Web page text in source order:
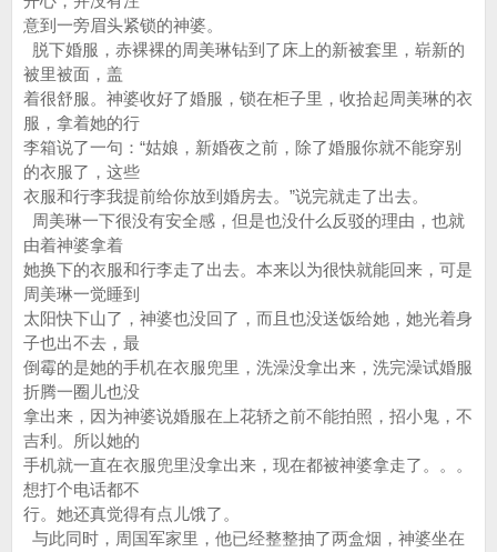
意到一旁眉头紧锁的神婆。
脱下婚服，赤裸裸的周美琳钻到了床上的新被套里，崭新的
被里被面，盖
着很舒服。神婆收好了婚服，锁在柜子里，收拾起周美琳的衣
服，拿着她的行
李箱说了一句：“姑娘，新婚夜之前，除了婚服你就不能穿别
的衣服了，这些
衣服和行李我提前给你放到婚房去。”说完就走了出去。
周美琳一下很没有安全感，但是也没什么反驳的理由，也就
由着神婆拿着
她换下的衣服和行李走了出去。本来以为很快就能回来，可是
周美琳一觉睡到
太阳快下山了，神婆也没回了，而且也没送饭给她，她光着身
子也出不去，最
倒霉的是她的手机在衣服兜里，洗澡没拿出来，洗完澡试婚服
折腾一圈儿也没
拿出来，因为神婆说婚服在上花轿之前不能拍照，招小鬼，不
吉利。所以她的
手机就一直在衣服兜里没拿出来，现在都被神婆拿走了。。。
想打个电话都不
行。她还真觉得有点儿饿了。
与此同时，周国军家里，他已经整整抽了两盒烟，神婆坐在